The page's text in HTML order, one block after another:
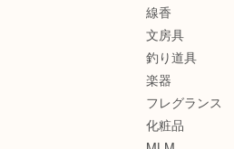
線香
文房具
釣り道具
楽器
フレグランス
化粧品